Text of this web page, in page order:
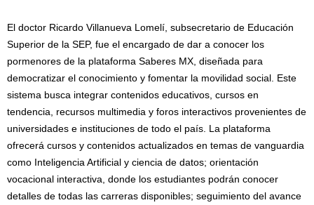
El doctor Ricardo Villanueva Lomelí, subsecretario de Educación
Superior de la SEP, fue el encargado de dar a conocer los
pormenores de la plataforma Saberes MX, diseñada para
democratizar el conocimiento y fomentar la movilidad social. Este
sistema busca integrar contenidos educativos, cursos en
tendencia, recursos multimedia y foros interactivos provenientes de
universidades e instituciones de todo el país. La plataforma
ofrecerá cursos y contenidos actualizados en temas de vanguardia
como Inteligencia Artificial y ciencia de datos; orientación
vocacional interactiva, donde los estudiantes podrán conocer
detalles de todas las carreras disponibles; seguimiento del avance